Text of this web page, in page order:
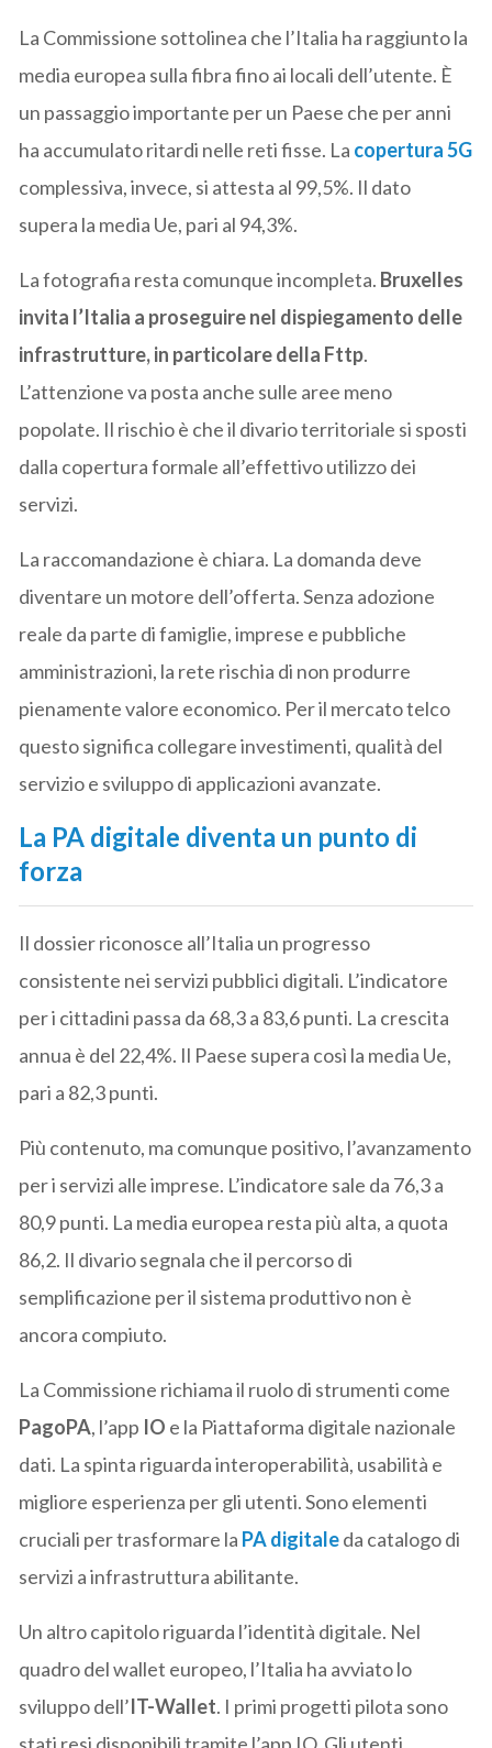
La Commissione sottolinea che l’Italia ha raggiunto la
media europea sulla fibra fino ai locali dell’utente. È
un passaggio importante per un Paese che per anni
ha accumulato ritardi nelle reti fisse. La copertura 5G
complessiva, invece, si attesta al 99,5%. Il dato
supera la media Ue, pari al 94,3%.
La fotografia resta comunque incompleta. Bruxelles
invita l’Italia a proseguire nel dispiegamento delle
infrastrutture, in particolare della Fttp.
L’attenzione va posta anche sulle aree meno
popolate. Il rischio è che il divario territoriale si sposti
dalla copertura formale all’effettivo utilizzo dei
servizi.
La raccomandazione è chiara. La domanda deve
diventare un motore dell’offerta. Senza adozione
reale da parte di famiglie, imprese e pubbliche
amministrazioni, la rete rischia di non produrre
pienamente valore economico. Per il mercato telco
questo significa collegare investimenti, qualità del
servizio e sviluppo di applicazioni avanzate.
La PA digitale diventa un punto di
forza
Il dossier riconosce all’Italia un progresso
consistente nei servizi pubblici digitali. L’indicatore
per i cittadini passa da 68,3 a 83,6 punti. La crescita
annua è del 22,4%. Il Paese supera così la media Ue,
pari a 82,3 punti.
Più contenuto, ma comunque positivo, l’avanzamento
per i servizi alle imprese. L’indicatore sale da 76,3 a
80,9 punti. La media europea resta più alta, a quota
86,2. Il divario segnala che il percorso di
semplificazione per il sistema produttivo non è
ancora compiuto.
La Commissione richiama il ruolo di strumenti come
PagoPA, l’app IO e la Piattaforma digitale nazionale
dati. La spinta riguarda interoperabilità, usabilità e
migliore esperienza per gli utenti. Sono elementi
cruciali per trasformare la PA digitaleda catalogo di
servizi a infrastruttura abilitante.
Un altro capitolo riguarda l’identità digitale. Nel
quadro del wallet europeo, l’Italia ha avviato lo
sviluppo dell’IT-Wallet. I primi progetti pilota sono